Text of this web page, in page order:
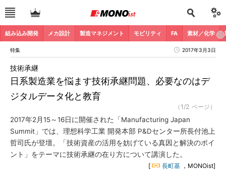
組み込み開発 メカ設計 製造マネジメント モビリティ FA 素材／化学
特集 2017年3月3日
日系製造業を悩ます技術承継問題、必要なのはデ
ジタルデータ化と教育
技術承継
（1/2 ページ）
2017年2月15～16日に開催された「Manufacturing Japan
Summit」では、理想科学工業 開発本部 P&Dセンター所長付池上
哲司氏が登壇。「技術資産の活用を妨げている真因と解決のポイ
ント」をテーマに技術承継の在り方について講演した。
[ 長町基 ，MONOist]